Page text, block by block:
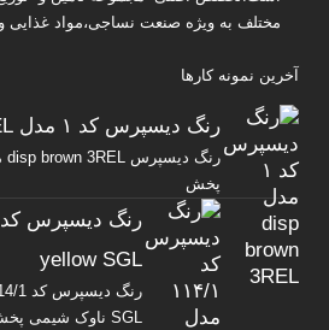
مختلف به ویژه صنعت نساجی،مواد
آخرین نمونه کارها
رنگ دیسپرس کد ۱ مدل disp brown 3REL
پخش
yellow SGL
SGL ناوک شیمی پخش